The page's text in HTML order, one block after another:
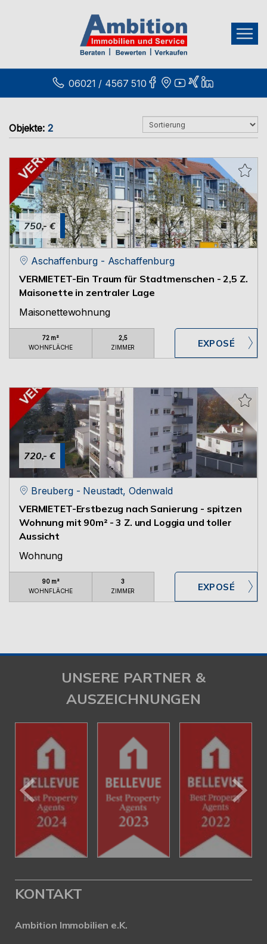
06021 / 4567 510
Objekte: 2
750,- €
Aschaffenburg - Aschaffenburg
VERMIETET-Ein Traum für Stadtmenschen - 2,5 Z.
Maisonette in zentraler Lage
Maisonettewohnung
72 m²
WOHNFLÄCHE
2,5
ZIMMER
720,- €
Breuberg - Neustadt, Odenwald
VERMIETET-Erstbezug nach Sanierung - spitzen
Wohnung mit 90m² - 3 Z. und Loggia und toller
Aussicht
Wohnung
90 m²
WOHNFLÄCHE
3
ZIMMER
UNSERE PARTNER &
AUSZEICHNUNGEN
KONTAKT
Ambition Immobilien e.K.